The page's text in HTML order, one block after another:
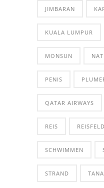
JIMBARAN
KUALA LUMPUR
MONSUN
PENIS
QATAR AIRWAYS
REIS
SCHWIMMEN
STRAND